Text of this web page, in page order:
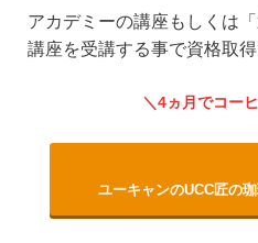
アカデミーの講座もしくは
講座を受講する事で資格取得
4ヵ月でコー
ユーキャンのUCC匠の